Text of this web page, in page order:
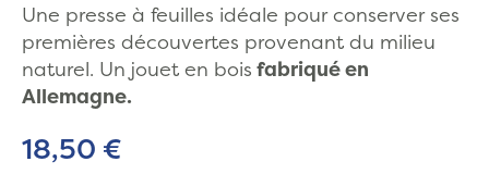
Une presse à feuilles idéale pour conserver ses
premières découvertes provenant du milieu
naturel. Un jouet en bois fabriqué en
Allemagne.
18,50 €